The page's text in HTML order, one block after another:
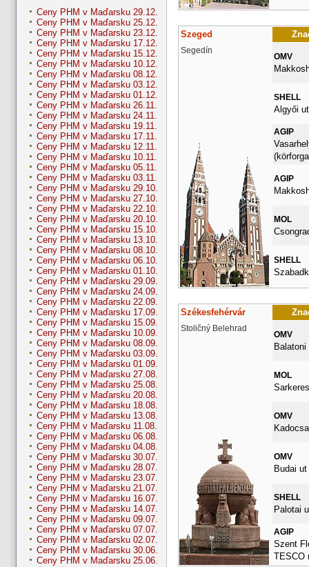
Ceny PHM v Maďarsku 29.12.
Ceny PHM v Maďarsku 25.12.
Ceny PHM v Maďarsku 23.12.
Ceny PHM v Maďarsku 17.12.
Ceny PHM v Maďarsku 15.12.
Ceny PHM v Maďarsku 10.12.
Ceny PHM v Maďarsku 08.12.
Ceny PHM v Maďarsku 03.12.
Ceny PHM v Maďarsku 01.12.
Ceny PHM v Maďarsku 26.11.
Ceny PHM v Maďarsku 24.11.
Ceny PHM v Maďarsku 19.11.
Ceny PHM v Maďarsku 17.11.
Ceny PHM v Maďarsku 12.11.
Ceny PHM v Maďarsku 10.11.
Ceny PHM v Maďarsku 05.11.
Ceny PHM v Maďarsku 03.11.
Ceny PHM v Maďarsku 29.10.
Ceny PHM v Maďarsku 27.10.
Ceny PHM v Maďarsku 22.10.
Ceny PHM v Maďarsku 20.10.
Ceny PHM v Maďarsku 15.10.
Ceny PHM v Maďarsku 13.10.
Ceny PHM v Maďarsku 08.10.
Ceny PHM v Maďarsku 06.10.
Ceny PHM v Maďarsku 01.10.
Ceny PHM v Maďarsku 29.09.
Ceny PHM v Maďarsku 24.09.
Ceny PHM v Maďarsku 22.09.
Ceny PHM v Maďarsku 17.09.
Ceny PHM v Maďarsku 15.09.
Ceny PHM v Maďarsku 10.09.
Ceny PHM v Maďarsku 08.09.
Ceny PHM v Maďarsku 03.09.
Ceny PHM v Maďarsku 01.09.
Ceny PHM v Maďarsku 27.08.
Ceny PHM v Maďarsku 25.08.
Ceny PHM v Maďarsku 20.08.
Ceny PHM v Maďarsku 18.08.
Ceny PHM v Maďarsku 13.08.
Ceny PHM v Maďarsku 11.08.
Ceny PHM v Maďarsku 06.08.
Ceny PHM v Maďarsku 04.08.
Ceny PHM v Maďarsku 30.07.
Ceny PHM v Maďarsku 28.07.
Ceny PHM v Maďarsku 23.07.
Ceny PHM v Maďarsku 21.07.
Ceny PHM v Maďarsku 16.07.
Ceny PHM v Maďarsku 14.07.
Ceny PHM v Maďarsku 09.07.
Ceny PHM v Maďarsku 07.07.
Ceny PHM v Maďarsku 02.07.
Ceny PHM v Maďarsku 30.06.
Ceny PHM v Maďarsku 25.06.
Szeged
Segedín
OMV
SHELL
Algyői ut
AGIP
AGIP
MOL
SHELL
Székesfehérvár
Stoličný Belehrad
OMV
Balatoni
MOL
OMV
OMV
Budai
SHELL
Palotai
AGIP
Szent
TESCO